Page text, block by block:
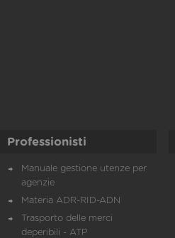
Professionisti
Manuale gestione utenze per
agenzie
Materia ADR-RID-ADN
Trasporto delle merci
deperibili - ATP